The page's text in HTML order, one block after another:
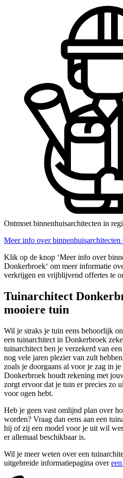
Ontmoet binnenhuisarchitecten in
Meer info over
Klik op de knop ‘Meer info over
Donkerbroek‘ om meer informatie
verkrijgen en vrijblijvend offertes te
Tuinarchitect
mooiere tuin
Wil je straks je tuin eens behoorlijk
een tuinarchitect in Donkerbroek
tuinarchitect ben je verzekerd van
nog vele jaren plezier van zult
zoals je doorgaans al voor je zag in
Donkerbroek houdt rekening met
zorgt ervoor dat je tuin er precies zo
voor ogen hebt.
Heb je geen vast omlijnd plan over
worden? Vraag dan eens aan een
hij of zij een model voor je uit wil
er allemaal beschikbaar is.
Wil je meer weten over een
uitgebreide informatiepagina over